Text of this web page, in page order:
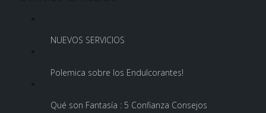
NUEVOS SERVICIOS
Polemica sobre los Endulcorantes!
Qué son Fantasía : 5 Confianza Consejos